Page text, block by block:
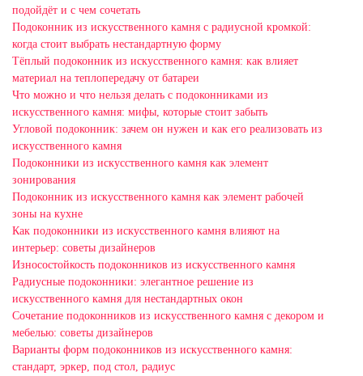
подойдёт и с чем сочетать
Подоконник из искусственного камня с радиусной кромкой:
когда стоит выбрать нестандартную форму
Тёплый подоконник из искусственного камня: как влияет
материал на теплопередачу от батареи
Что можно и что нельзя делать с подоконниками из
искусственного камня: мифы, которые стоит забыть
Угловой подоконник: зачем он нужен и как его реализовать из
искусственного камня
Подоконники из искусственного камня как элемент
зонирования
Подоконник из искусственного камня как элемент рабочей
зоны на кухне
Как подоконники из искусственного камня влияют на
интерьер: советы дизайнеров
Износостойкость подоконников из искусственного камня
Радиусные подоконники: элегантное решение из
искусственного камня для нестандартных окон
Сочетание подоконников из искусственного камня с декором и
мебелью: советы дизайнеров
Варианты форм подоконников из искусственного камня:
стандарт, эркер, под стол, радиус